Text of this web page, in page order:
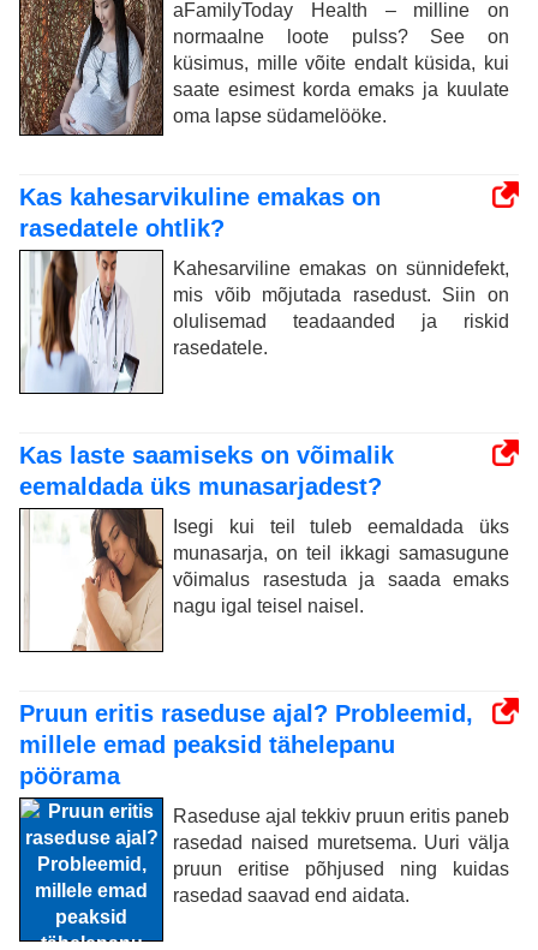
aFamilyToday Health – milline on
normaalne loote pulss? See on
küsimus, mille võite endalt küsida, kui
saate esimest korda emaks ja kuulate
oma lapse südamelööke.
Kas kahesarvikuline emakas on
rasedatele ohtlik?
Kahesarviline emakas on sünnidefekt,
mis võib mõjutada rasedust. Siin on
olulisemad teadaanded ja riskid
rasedatele.
Kas laste saamiseks on võimalik
eemaldada üks munasarjadest?
Isegi kui teil tuleb eemaldada üks
munasarja, on teil ikkagi samasugune
võimalus rasestuda ja saada emaks
nagu igal teisel naisel.
Pruun eritis raseduse ajal? Probleemid,
millele emad peaksid tähelepanu
pöörama
Raseduse ajal tekkiv pruun eritis paneb
rasedad naised muretsema. Uuri välja
pruun eritise põhjused ning kuidas
rasedad saavad end aidata.